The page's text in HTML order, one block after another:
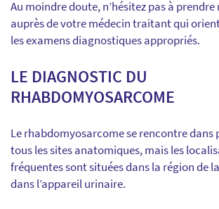
Au moindre doute, n’hésitez pas à prendre
auprès de votre médecin traitant qui
les examens diagnostiques appropriés.
LE DIAGNOSTIC DU
RHABDOMYOSARCOME
Le rhabdomyosarcome se rencontre
tous les sites anatomiques, mais les
fréquentes sont situées dans la région de
dans l’appareil urinaire.